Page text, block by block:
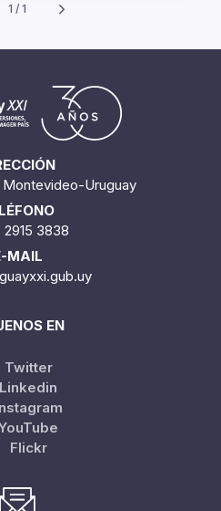
1 / 1
Montevideo-Uruguay
3838
MAIL
EN
Twitter
Linkedin